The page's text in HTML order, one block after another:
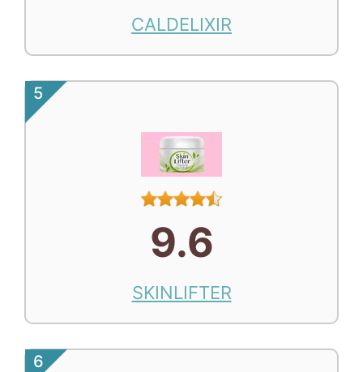
CALDELIXIR
5
9.6
SKINLIFTER
6